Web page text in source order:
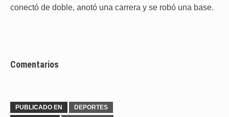
conectó de doble, anotó una carrera y se robó una base.
Comentarios
PUBLICADO EN DEPORTES